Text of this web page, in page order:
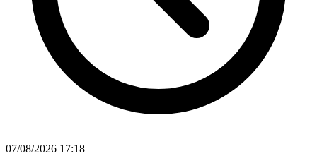
07/08/2026 17:18